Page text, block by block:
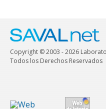
Copyright © 2003 - 2026
Todos los Derechos Reservados